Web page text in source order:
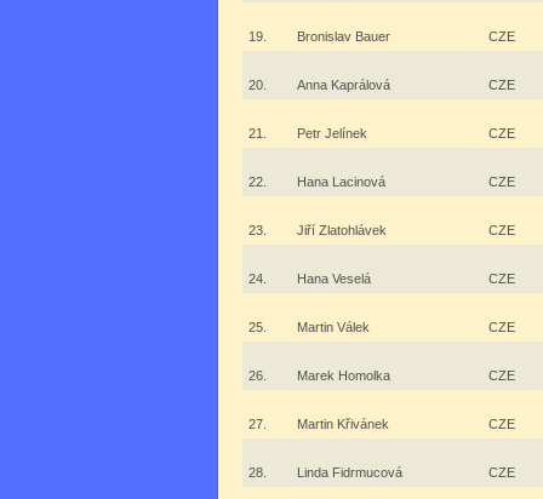
19. Bronislav Bauer CZE
20. Anna Kaprálová CZE
21. Petr Jelínek CZE
22. Hana Lacinová CZE
23. Jiří Zlatohlávek CZE
24. Hana Veselá CZE
25. Martin Válek CZE
26. Marek Homolka CZE
27. Martin Křivánek CZE
28. Linda Fidrmucová CZE